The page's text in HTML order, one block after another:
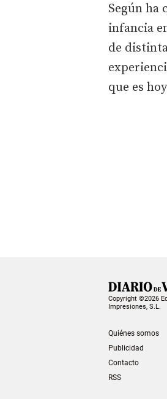
Según ha
infancia
de
que es
Copyright ©2026
Impresiones, S.L.
Quiénes somos
Publicidad
Contacto
RSS